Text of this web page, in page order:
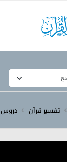
تفسیر قرآن دروس